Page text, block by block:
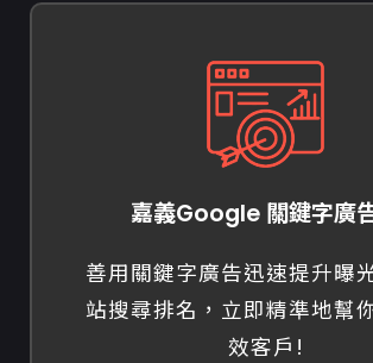
嘉義Google 關鍵字廣
善用關鍵字廣告迅速提升曝
站搜尋排名，立即精準地幫
效客戶!